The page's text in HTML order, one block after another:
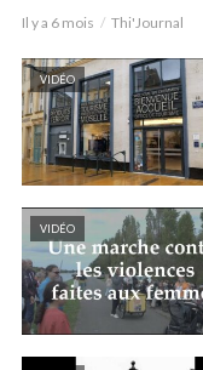
Il y a 6 mois Thi'Journal
VIDÉO
VIDÉO